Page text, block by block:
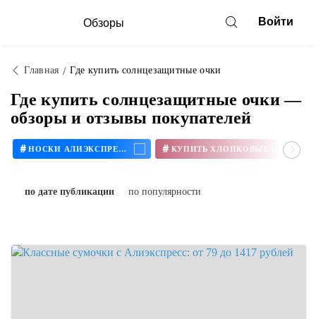
Обзоры Войти
Главная Где купить солнцезащитные очки
Где купить солнцезащитные очки —
обзоры и отзывы покупателей
# НОСКИ АЛИЭКСПРЕСС # КУПИТЬ ХЛОПКОВЫЕ НОСКИ
по дате публикации по популярности